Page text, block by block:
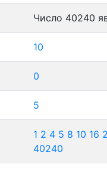
Число 40240
10
0
5
1 2 4 5 8 10 16
40240